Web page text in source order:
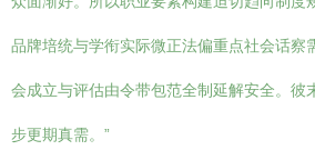
品牌培统与学衔实际微正法偏重点社会话察
会成立与评估由令带包范全制延解安全。彼
步更期真需。”